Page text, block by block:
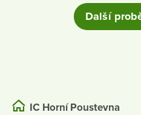
Další
IC Horní Poustevna